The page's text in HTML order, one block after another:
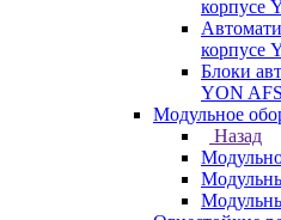
корпусе
корпусе
Блоки
YON AFS
Модульное
Назад